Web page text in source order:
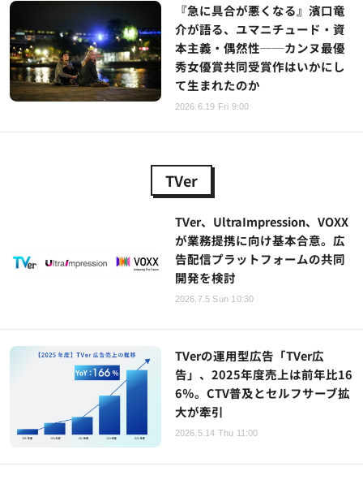
『急に具合が悪くなる』濱口竜
介が語る、ユマニチュード・資
本主義・偶然性──カンヌ最優
秀女優賞共同受賞作はいかにし
て生まれたのか
2026.6.19 Fri 9:00
TVer
TVer、UltraImpression、VOXX
が業務提携に向け基本合意。広
告配信プラットフォームの共同
開発を検討
2026.7.5 Sun 10:30
TVerの運用型広告「TVer広
告」、2025年度売上は前年比16
6％。CTV普及とセルフサーブ拡
大が牽引
2026.5.14 Thu 11:00